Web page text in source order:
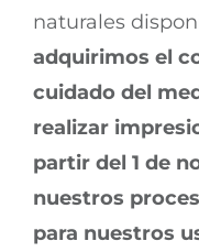
naturales
adquirimos el
cuidado del
realizar
partir del 1 de
nuestros
para nuestros